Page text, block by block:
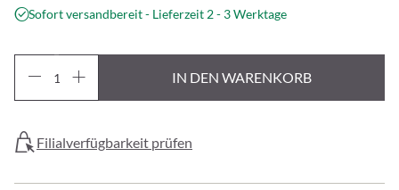
Sofort versandbereit - Lieferzeit 2 - 3 Werktage
IN DEN WARENKORB
Filialverfügbarkeit prüfen